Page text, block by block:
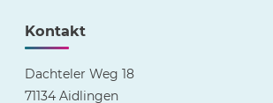
Kontakt
Dachteler Weg 18
71134 Aidlingen